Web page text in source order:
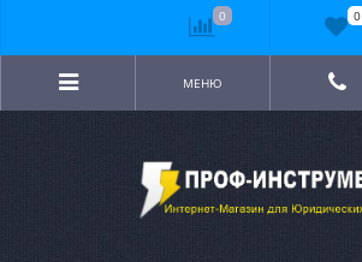
МЕНЮ
0 0